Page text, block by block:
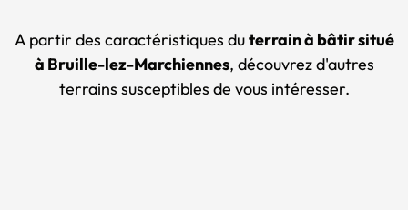
A partir des caractéristiques duterrain à bâtir situé
à Bruille-lez-Marchiennes, découvrez d'autres
terrains susceptibles de vous intéresser.